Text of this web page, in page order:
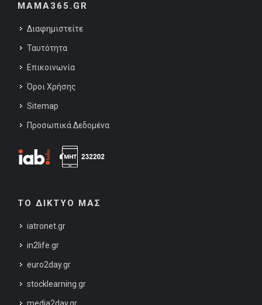
MAMA365.GR
Διαφημιστείτε
Ταυτότητα
Επικοινωνία
Όροι Χρήσης
Sitemap
Προσωπικά Δεδομένα
ΤΟ ΔΙΚΤΥΟ ΜΑΣ
iatronet.gr
in2life.gr
euro2day.gr
stocklearning.gr